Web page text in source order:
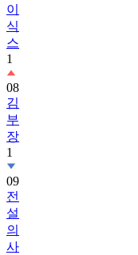
이
식
스
1
08
김
부
장
1
09
전
설
의
사